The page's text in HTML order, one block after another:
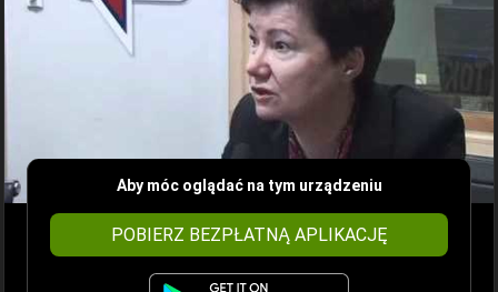
Aby móc oglądać na tym urządzeniu
POBIERZ BEZPŁATNĄ APLIKACJĘ